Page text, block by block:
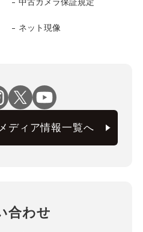
ネット現像
ディア情報一覧へ
合わせ